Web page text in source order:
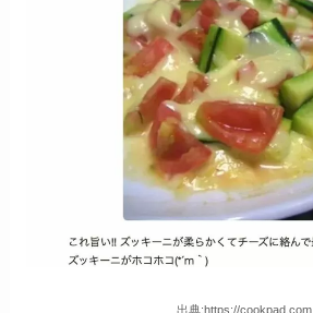
出典:https://cookpad.com